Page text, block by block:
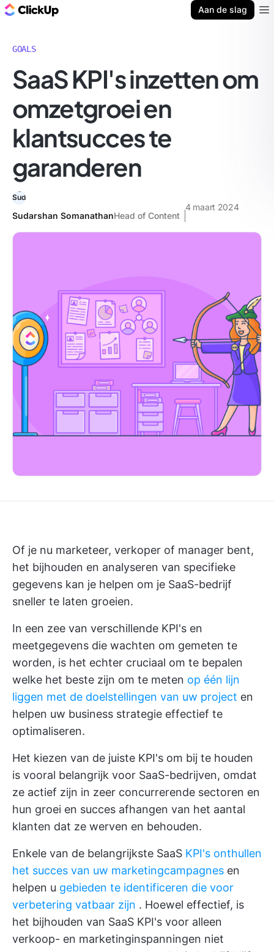
Aan de slag
GOALS
SaaS KPI's inzetten om
omzetgroei en
klantsucces te
garanderen
Sudarshan SomanathanHead of Content
4 maart 2024
Of je nu marketeer, verkoper of manager bent,
het bijhouden en analyseren van specifieke
gegevens kan je helpen om je SaaS-bedrijf
sneller te laten groeien.
In een zee van verschillende KPI's en
meetgegevens die wachten om gemeten te
worden, is het echter cruciaal om te bepalen
welke het beste zijn om te meten op één lijn
liggen met de doelstellingen van uw project en
helpen uw business strategie effectief te
optimaliseren.
Het kiezen van de juiste KPI's om bij te houden
is vooral belangrijk voor SaaS-bedrijven, omdat
ze actief zijn in zeer concurrerende sectoren en
hun groei en succes afhangen van het aantal
klanten dat ze werven en behouden.
Enkele van de belangrijkste SaaS KPI's onthullen
het succes van uw marketingcampagnes en
helpen u gebieden te identificeren die voor
verbetering vatbaar zijn . Hoewel effectief, is
het bijhouden van SaaS KPI's voor alleen
verkoop- en marketinginspanningen niet